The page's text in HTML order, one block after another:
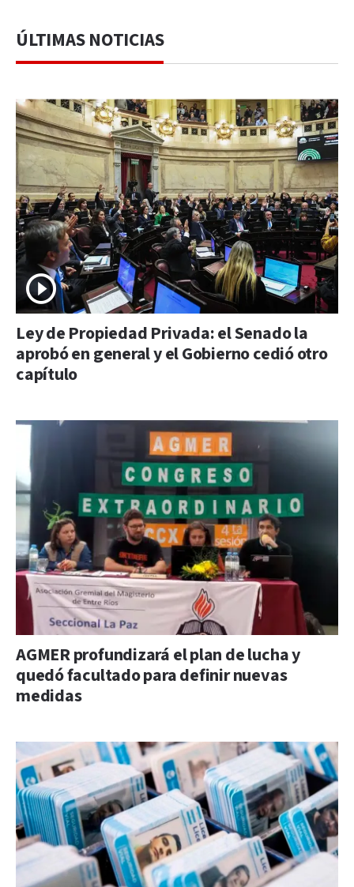
ÚLTIMAS NOTICIAS
Ley de Propiedad Privada: el Senado la
aprobó en general y el Gobierno cedió otro
capítulo
AGMER profundizará el plan de lucha y
quedó facultado para definir nuevas
medidas